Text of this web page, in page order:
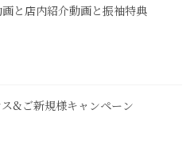
と店内紹介動画と振袖特典
&ご新規様キャンペーン